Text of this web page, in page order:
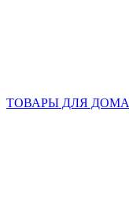
ТОВАРЫ ДЛЯ ДОМА